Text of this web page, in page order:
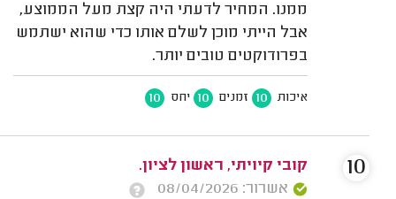
ממנו. המחיר לדעתי היה קצת מעל הממוצע,
אבל הייתי מוכן לשלם אותו כדי שהוא ישתמש
בפרודוקטים טובים יותר.
איכות 10 זמנים 10 יחס 10
קובי קיויתי, ראשון לציון.
אשרור: 08/04/2026
10